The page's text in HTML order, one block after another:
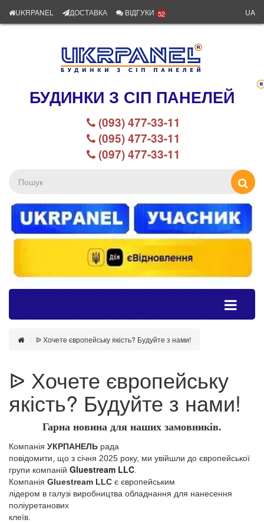
UKRPANEL ДОСТАВКА ВІДГУКИ 52 UA
БУДИНКИ З СІП ПАНЕЛЕЙ
(093) 477-33-11
(095) 477-33-11
(097) 477-33-11
ᐉ Хочете європейську якість? Будуйте з нами!
ᐉ Хочете європейську
якість? Будуйте з нами!
Гарна новина для наших замовників.
Компанія УКРПАНЕЛЬ рада
повідомити, що з січня 2025 року, ми увійшли до європейської
групи компаній Gluestream LLC.
Компанія Gluestream LLC є європейським
лідером в галузі виробництва обладнання для нанесення
поліуретанових
клеїв.